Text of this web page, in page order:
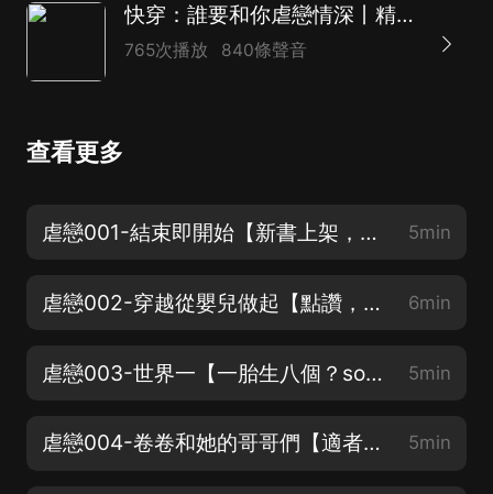
快穿：誰要和你虐戀情深丨精品多播丨腦洞丨玄幻丨雙潔
765次播放 840條聲音
查看更多
虐戀001-結束即開始【新書上架，腦洞文，格局打開】 5min
虐戀002-穿越從嬰兒做起【點讚，月票，走一波】 6min
虐戀003-世界一【一胎生八個？so easy】 5min
虐戀004-卷卷和她的哥哥們【適者生存】 5min